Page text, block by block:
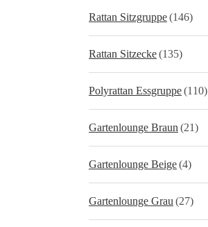
Rattan Sitzgruppe(146)
Rattan Sitzecke(135)
Polyrattan Essgruppe(110)
Gartenlounge Braun (21)
Gartenlounge Beige(4)
Gartenlounge Grau (27)